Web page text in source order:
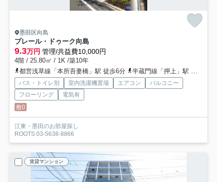
墨田区向島
プレール・ドゥーク向島
9.3万円 管理/共益費10,000円
4階 / 25.80㎡ / 1K /築10年
都営浅草線「本所吾妻橋」駅 徒歩6分
半蔵門線「押上」駅 徒歩9分
バス・トイレ別 室内洗濯機置場 エアコン
バルコニー
フローリング
電気有
敷0
江東・墨田のお部屋探し
ROOTS 03-5638-8866
賃貸マンション